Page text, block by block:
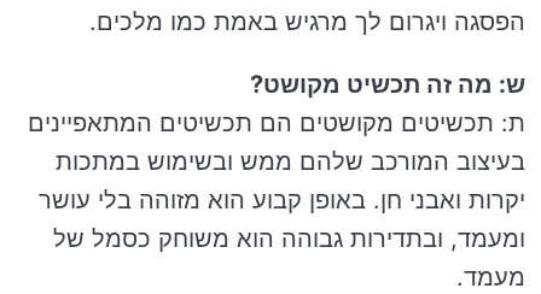
הפסגה ויגרום לך מרגיש באמת כמו מלכים.
ש: מה זה תכשיט מקושט?
ת: תכשיטים מקושטים הם תכשיטים המתאפיינים
בעיצוב המורכב שלהם ממש ובשימוש במתכות
יקרות ואבני חן. באופן קבוע הוא מזוהה בלי עושר
ומעמד, ובתדירות גבוהה הוא משוחק כסמל של
מעמד.